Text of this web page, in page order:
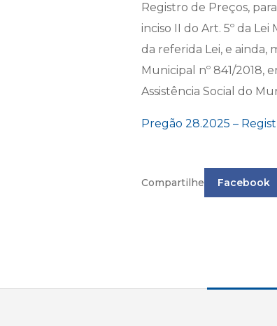
Registro de Preços,
inciso II do Art. 5º da
da referida Lei, e ainda,
Municipal nº 841/2018,
Assistência Social do
Pregão 28.2025 –
Compartilhe Facebook